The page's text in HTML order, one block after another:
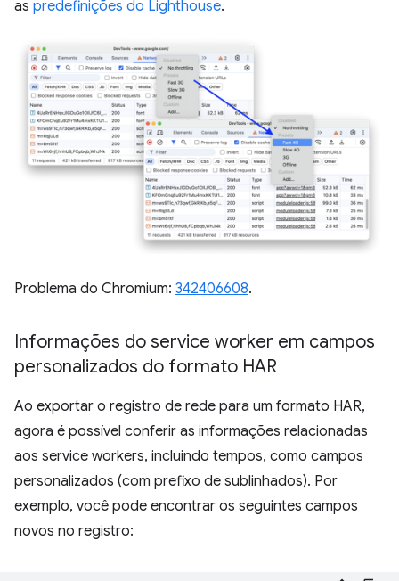
as predefinições do Lighthouse.
Problema do Chromium: 342406608.
Informações do service worker em campos
personalizados do formato HAR
Ao exportar o registro de rede para um formato HAR,
agora é possível conferir as informações relacionadas
aos service workers, incluindo tempos, como campos
personalizados (com prefixo de sublinhados). Por
exemplo, você pode encontrar os seguintes campos
novos no registro: